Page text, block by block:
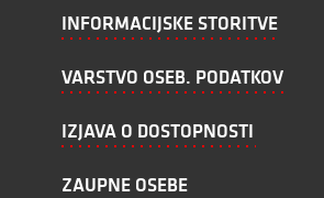
INFORMACIJSKE STORITVE
VARSTVO OSEB. PODATKOV
IZJAVA O DOSTOPNOSTI
ZAUPNE OSEBE